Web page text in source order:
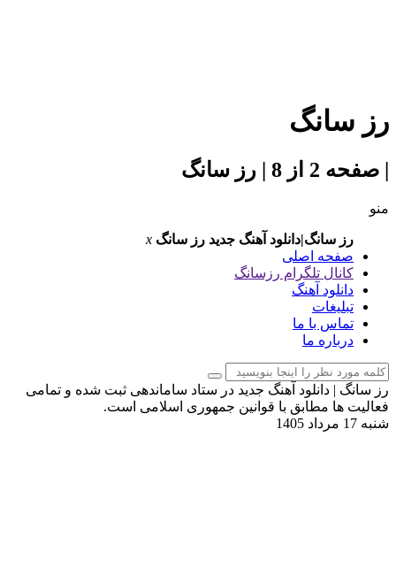
سانگ
سانگ|دانلود آهنگ جدید رز سانگ x
اصلی
تلگرام رزسانگ
آهنگ
با ما
ما
| دانلود آهنگ جدید در ستاد ساماندهی ثبت شده و تمامی
ها مطابق با قوانین جمهوری اسلامی است.